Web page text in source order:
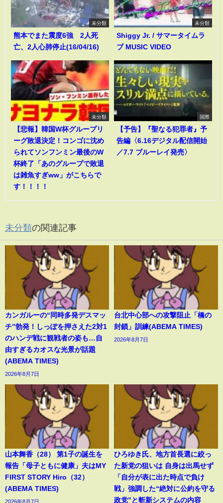
未分類
熊本でまた震度6強 2人死
亡、2人心肺停止(16/04/16)
未分類
Shiggy Jr. / サマータイムラ
ブ MUSIC VIDEO
未分類
【悲報】韓国W杯グループリ
ーグ敗退決定！コンゴに沈め
られてソンフンミン最後のW
杯終了「あのグループで敗退
は雑魚すぎww」がこちらで
す！！！！
国際
【予告】『聖なる犯罪者』予
告編〈6.16デジタル配信開始
／7.7 ブルーレイ発売〉
未分類の関連記事
カンガルーの“同時多発デスマッ
チ”勃発！しっぽを押さえた2対1
のハンデ戦に観戦者の姿も…自
由すぎるカオスな光景が話題
(ABEMA TIMES)
2026年8月7日
台北中心部への攻撃阻止「橋の
封鎖」訓練(ABEMA TIMES)
2026年8月7日
山本舞香（28） 第1子の誕生を
報告「母子ともに健康」夫はMY
FIRST STORY Hiro（32）
(ABEMA TIMES)
2026年8月7日
ひろゆき氏、地方首長選に絞っ
た新党の狙いは 自身は出馬せず
「自分が表に出た時点で負け
戦」強調した“絶対に公約を守る
政党”と斬新システムの内容